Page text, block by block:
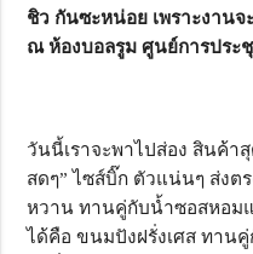
ชิว กันซะหน่อย เพราะงาน
ณ ห้องบอลรูม ศูนย์การประ
วันนี้เราจะพาไปส่อง สินค้า
สดๆ” ไซส์บิ๊ก ตัวแน่นๆ ส่งต
หวาน ทานคู่กับน้ำซอสหอม
ได้คือ ขนมปังฝรั่งเศส ทาน